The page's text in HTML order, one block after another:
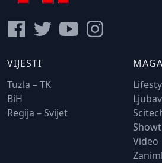
VIJESTI
Tuzla – TK
BiH
Regija – Svijet
Video